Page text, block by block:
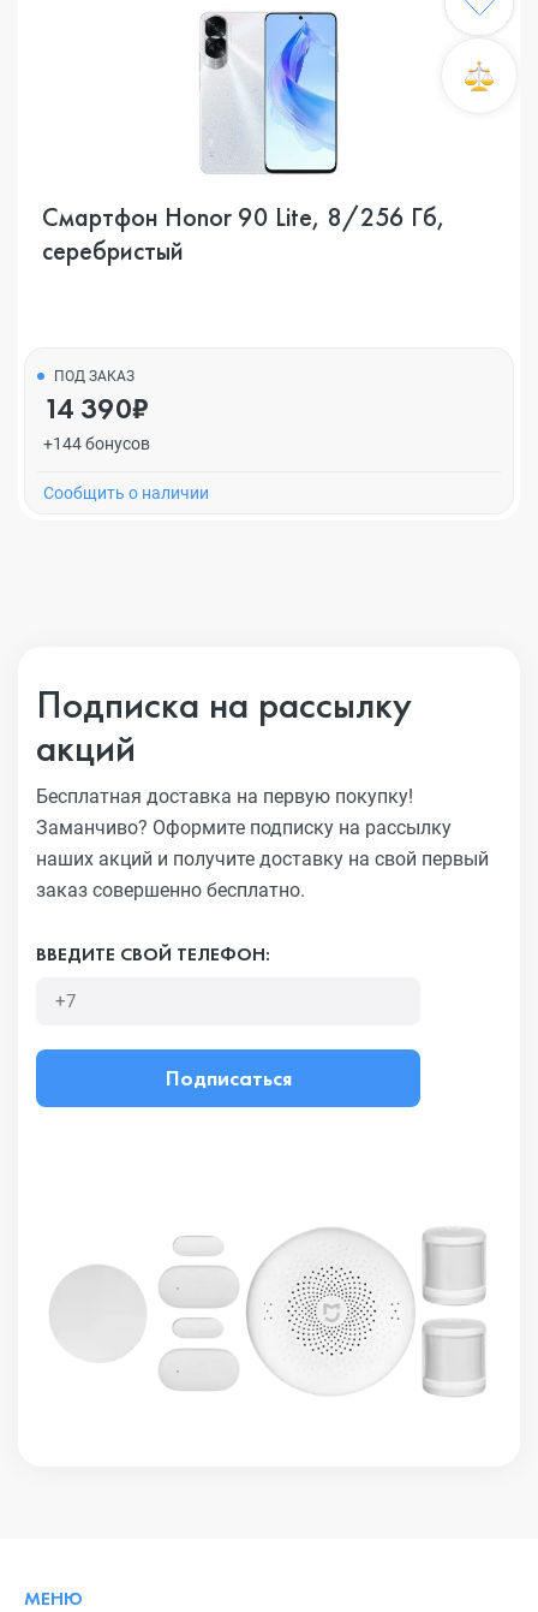
Смартфон Honor 90 Lite, 8/256 Гб,
серебристый
ПОД ЗАКАЗ
14 390₽
+144 бонусов
Cообщить о наличии
Подписка на рассылку
акций
Бесплатная доставка на первую покупку!
Заманчиво? Оформите подписку на рассылку
наших акций и получите доставку на свой первый
заказ совершенно бесплатно.
ВВЕДИТЕ СВОЙ ТЕЛЕФОН:
Подписаться
МЕНЮ